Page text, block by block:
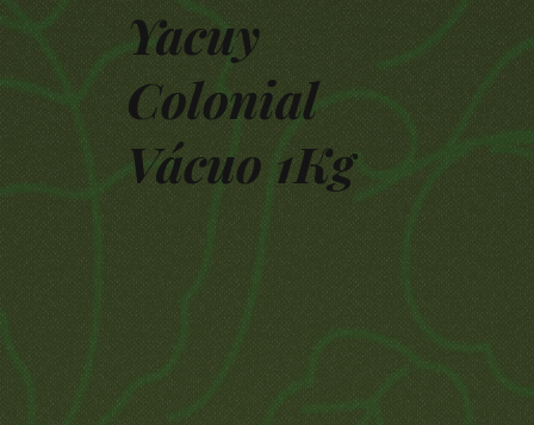
Yacuy
Colonial
Vácuo 1Kg